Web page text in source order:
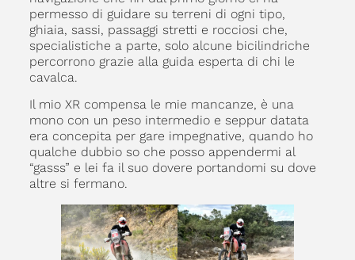
permesso di guidare su terreni di ogni tipo,
ghiaia, sassi, passaggi stretti e rocciosi che,
specialistiche a parte, solo alcune bicilindriche
percorrono grazie alla guida esperta di chi le
cavalca.
Il mio XR compensa le mie mancanze, è una
mono con un peso intermedio e seppur datata
era concepita per gare impegnative, quando ho
qualche dubbio so che posso appendermi al
“gasss” e lei fa il suo dovere portandomi su dove
altre si fermano.